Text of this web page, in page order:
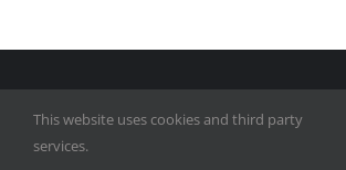
Administrative și ale Comunicării
This website uses cookies and third party
services.